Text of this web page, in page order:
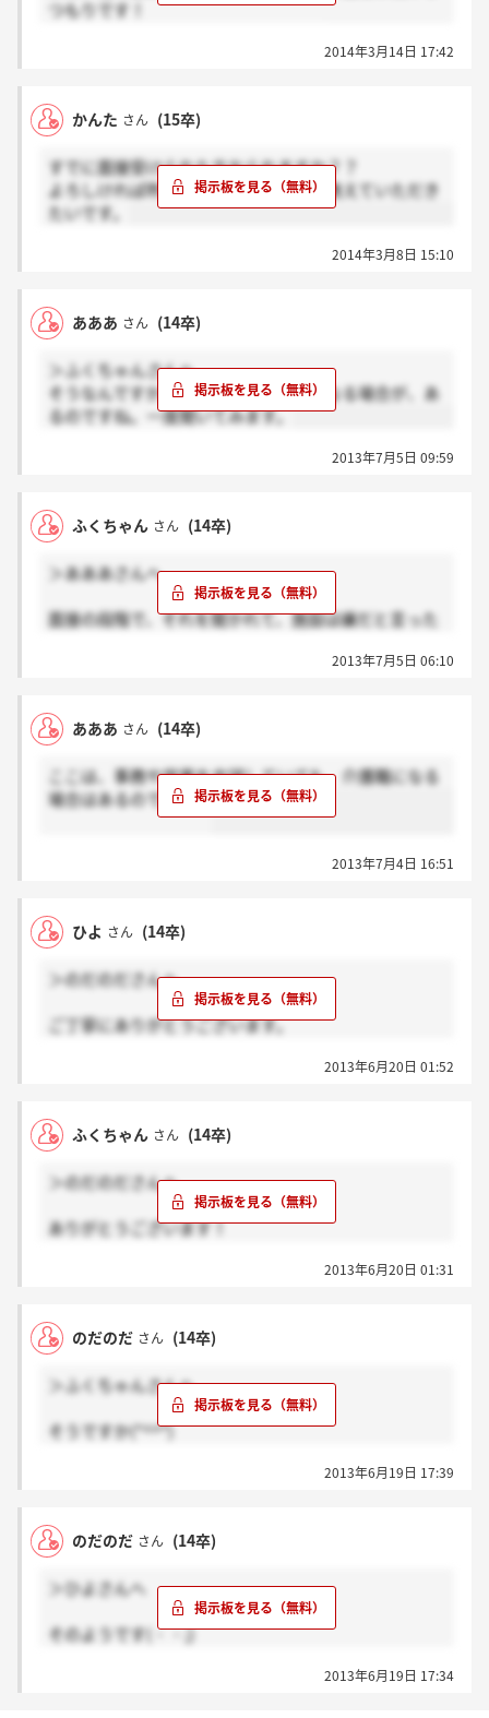
つもりです！
2014年3月14日 17:42
かんた さん (15卒)
すでに面接受けられた方おられますか？？
よろしければ昨年の選考との違いなど教えていただき
たいです。
2014年3月8日 15:10
あああ さん (14卒)
＞ふくちゃんさんへ
そうなんですか…希望してない職種になる場合が、あ
るのですね。一度聞いてみます。
2013年7月5日 09:59
ふくちゃん さん (14卒)
＞あああさんへ
面接の段階で、それを聞かれて、施設は嫌だと言った
設への配属もあると言われたので、違うところに決め
よく分かりませんが、やはり、施設の人が足りていな
2013年7月5日 06:10
あああ さん (14卒)
ここは、事務や営業を志望していても、介護職になる
場合はあるのですか？
2013年7月4日 16:51
ひよ さん (14卒)
＞のだのださんへ
ご丁寧にありがとうございます。
ある」とも言っていましたし…どうなるかわかりませ
貴重な情報ありがとうございました(*^^*)
2013年6月20日 01:52
ふくちゃん さん (14卒)
＞のだのださんへ
ありがとうございます！
2013年6月20日 01:31
のだのだ さん (14卒)
＞ふくちゃんさんへ
そうですか(*^^*)
2013年6月19日 17:39
のだのだ さん (14卒)
＞ひよさんへ
そのようです(・・;)
2013年6月19日 17:34